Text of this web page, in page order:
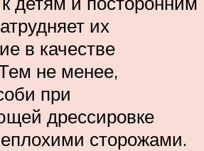
их
в качестве
не менее,
при
дрессировке
сторожами.